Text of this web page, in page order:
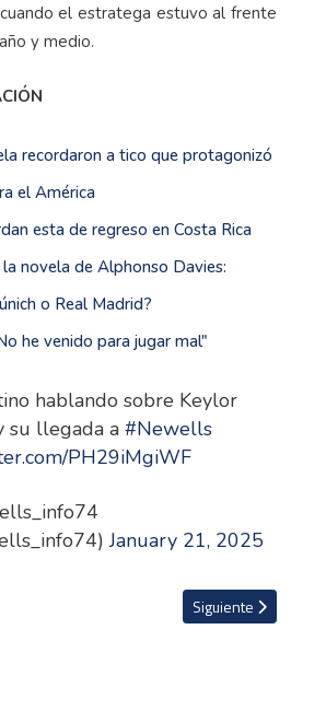
el estratega estuvo al frente
y medio.
recordaron a tico que protagonizó
el América
esta de regreso en Costa Rica
novela de Alphonso Davies:
o Real Madrid?
he venido para jugar mal"
hablando sobre Keylor
su llegada a#Newells
PH29iMgiWF
January 21, 2025
de Newell’s confiesa de que se trató
Artículo siguiente:
Siguiente